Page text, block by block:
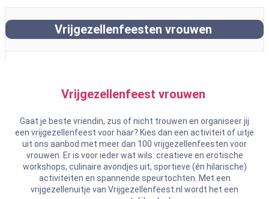
Vrijgezellenfeesten vrouwen
Vrijgezellenfeest vrouwen
Gaat je beste vriendin, zus of nicht trouwen en organiseer jij
een vrijgezellenfeest voor haar? Kies dan een activiteit of uitje
uit ons aanbod met meer dan 100 vrijgezellenfeesten voor
vrouwen. Er is voor ieder wat wils: creatieve en erotische
workshops, culinaire avondjes uit, sportieve (én hilarische)
activiteiten en spannende speurtochten. Met een
vrijgezellenuitje van Vrijgezellenfeest.nl wordt het een